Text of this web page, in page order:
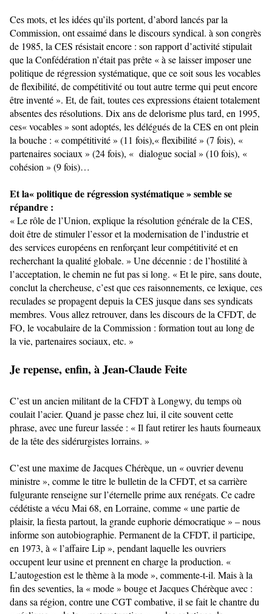
Ces mots, et les idées qu’ils portent, d’abord lancés par la
Commission, ont essaimé dans le discours syndical. à son congrès
de 1985, la CES résistait encore : son rapport d’activité stipulait
que la Confédération n’était pas prête « à se laisser imposer une
politique de régression systématique, que ce soit sous les vocables
de flexibilité, de compétitivité ou tout autre terme qui peut encore
être inventé ». Et, de fait, toutes ces expressions étaient totalement
absentes des résolutions. Dix ans de delorisme plus tard, en 1995,
ces« vocables » sont adoptés, les délégués de la CES en ont plein
la bouche : « compétitivité » (11 fois),« flexibilité » (7 fois), «
partenaires sociaux » (24 fois), « dialogue social » (10 fois), «
cohésion » (9 fois)…
Et la« politique de régression systématique » semble se
répandre :
« Le rôle de l’Union, explique la résolution générale de la CES,
doit être de stimuler l’essor et la modernisation de l’industrie et
des services européens en renforçant leur compétitivité et en
recherchant la qualité globale. » Une décennie : de l’hostilité à
l’acceptation, le chemin ne fut pas si long. « Et le pire, sans doute,
conclut la chercheuse, c’est que ces raisonnements, ce lexique, ces
reculades se propagent depuis la CES jusque dans ses syndicats
membres. Vous allez retrouver, dans les discours de la CFDT, de
FO, le vocabulaire de la Commission : formation tout au long de
la vie, partenaires sociaux, etc. »
Je repense, enfin, à Jean-Claude Feite
C’est un ancien militant de la CFDT à Longwy, du temps où
coulait l’acier. Quand je passe chez lui, il cite souvent cette
phrase, avec une fureur lassée : « Il faut retirer les hauts fourneaux
de la tête des sidérurgistes lorrains. »
C’est une maxime de Jacques Chérèque, un « ouvrier devenu
ministre », comme le titre le bulletin de la CFDT, et sa carrière
fulgurante renseigne sur l’éternelle prime aux renégats. Ce cadre
cédétiste a vécu Mai 68, en Lorraine, comme « une partie de
plaisir, la fiesta partout, la grande euphorie démocratique » – nous
informe son autobiographie. Permanent de la CFDT, il participe,
en 1973, à « l’affaire Lip », pendant laquelle les ouvriers
occupent leur usine et prennent en charge la production. «
L’autogestion est le thème à la mode », commente-t-il. Mais à la
fin des seventies, la « mode » bouge et Jacques Chérèque avec :
dans sa région, contre une CGT combative, il se fait le chantre du